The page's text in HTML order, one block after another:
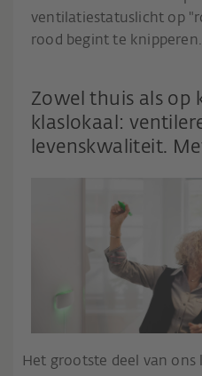
ventilatiestatuslicht op
rood begint te knipperen.
Zowel thuis als op
klaslokaal:
levenskwaliteit.
Het grootste deel van